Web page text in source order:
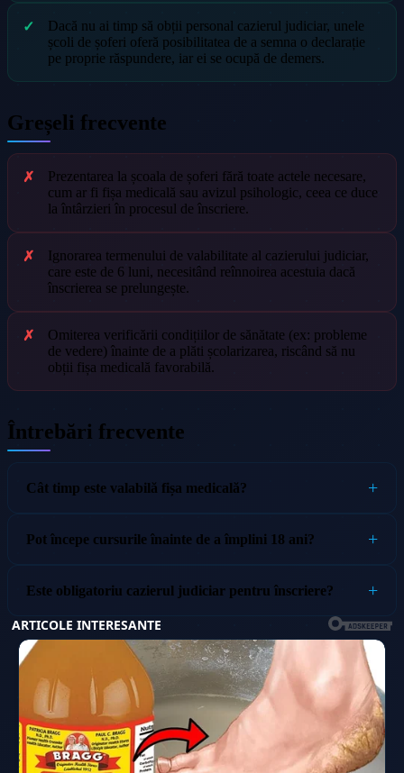
Dacă nu ai timp să obții personal cazierul judiciar, unele
școli de șoferi oferă posibilitatea de a semna o declarație
pe proprie răspundere, iar ei se ocupă de demers.
Greșeli frecvente
Prezentarea la școala de șoferi fără toate actele necesare,
cum ar fi fișa medicală sau avizul psihologic, ceea ce duce
la întârzieri în procesul de înscriere.
Ignorarea termenului de valabilitate al cazierului judiciar,
care este de 6 luni, necesitând reînnoirea acestuia dacă
înscrierea se prelungește.
Omiterea verificării condițiilor de sănătate (ex: probleme
de vedere) înainte de a plăti școlarizarea, riscând să nu
obții fișa medicală favorabilă.
Întrebări frecvente
Cât timp este valabilă fișa medicală?
Pot începe cursurile înainte de a împlini 18 ani?
Este obligatoriu cazierul judiciar pentru înscriere?